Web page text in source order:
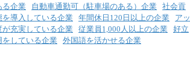
る企業 自動車通勤可（駐車場のある）企業 社会貢
を導入している企業 年間休日120日以上の企業
アッ
が充実している企業 従業員1,000人以上の企業 好立
をしている企業 外国語を活かせる企業